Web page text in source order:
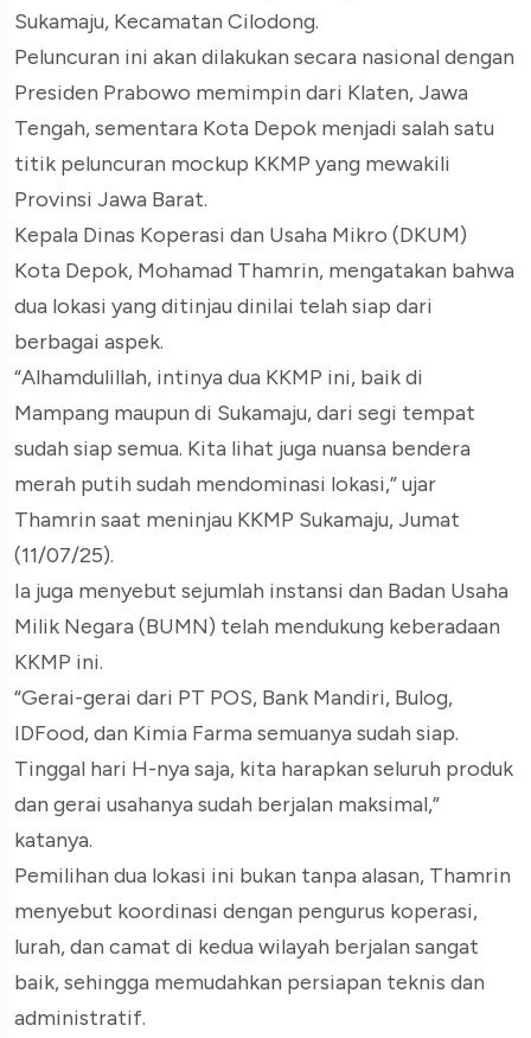
Sukamaju, Kecamatan Cilodong.
Peluncuran ini akan dilakukan secara nasional dengan
Presiden Prabowo memimpin dari Klaten, Jawa
Tengah, sementara Kota Depok menjadi salah satu
titik peluncuran mockup KKMP yang mewakili
Provinsi Jawa Barat.
Kepala Dinas Koperasi dan Usaha Mikro (DKUM)
Kota Depok, Mohamad Thamrin, mengatakan bahwa
dua lokasi yang ditinjau dinilai telah siap dari
berbagai aspek.
“Alhamdulillah, intinya dua KKMP ini, baik di
Mampang maupun di Sukamaju, dari segi tempat
sudah siap semua. Kita lihat juga nuansa bendera
merah putih sudah mendominasi lokasi,” ujar
Thamrin saat meninjau KKMP Sukamaju, Jumat
(11/07/25).
Ia juga menyebut sejumlah instansi dan Badan Usaha
Milik Negara (BUMN) telah mendukung keberadaan
KKMP ini.
“Gerai-gerai dari PT POS, Bank Mandiri, Bulog,
IDFood, dan Kimia Farma semuanya sudah siap.
Tinggal hari H-nya saja, kita harapkan seluruh produk
dan gerai usahanya sudah berjalan maksimal,”
katanya.
Pemilihan dua lokasi ini bukan tanpa alasan, Thamrin
menyebut koordinasi dengan pengurus koperasi,
lurah, dan camat di kedua wilayah berjalan sangat
baik, sehingga memudahkan persiapan teknis dan
administratif.